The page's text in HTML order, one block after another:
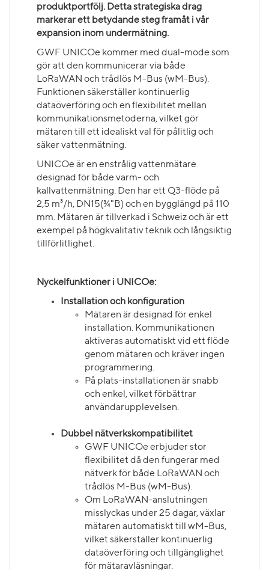
produktportfölj. Detta strategiska drag
markerar ett betydande steg framåt i vår
expansion inom undermätning.
GWF UNICOe kommer med dual-mode som
gör att den kommunicerar via både
LoRaWAN och trådlös M-Bus (wM-Bus).
Funktionen säkerställer kontinuerlig
dataöverföring och en flexibilitet mellan
kommunikationsmetoderna, vilket gör
mätaren till ett idealiskt val för pålitlig och
säker vattenmätning.
UNICOe är en enstrålig vattenmätare
designad för både varm- och
kallvattenmätning. Den har ett Q3-flöde på
2,5 m³/h, DN15(¾"B) och en bygglängd på 110
mm. Mätaren är tillverkad i Schweiz och är ett
exempel på högkvalitativ teknik och långsiktig
tillförlitlighet.
Nyckelfunktioner i UNICOe:
Installation och konfiguration
Mätaren är designad för enkel
installation. Kommunikationen
aktiveras automatiskt vid ett flöde
genom mätaren och kräver ingen
programmering.
På plats-installationen är snabb
och enkel, vilket förbättrar
användarupplevelsen.
Dubbel nätverkskompatibilitet
GWF UNICOe erbjuder stor
flexibilitet då den fungerar med
nätverk för både LoRaWAN och
trådlös M-Bus (wM-Bus).
Om LoRaWAN-anslutningen
misslyckas under 25 dagar, växlar
mätaren automatiskt till wM-Bus,
vilket säkerställer kontinuerlig
dataöverföring och tillgänglighet
för mätaravläsningar.